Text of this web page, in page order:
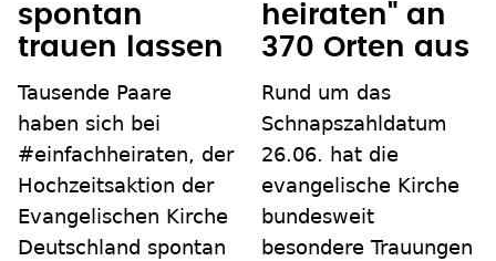
spontan
trauen lassen
Tausende Paare
haben sich bei
#einfachheiraten, der
Hochzeitsaktion der
Evangelischen Kirche
Deutschland spontan
heiraten" an
370 Orten aus
Rund um das
Schnapszahldatum
26.06. hat die
evangelische Kirche
bundesweit
besondere Trauungen